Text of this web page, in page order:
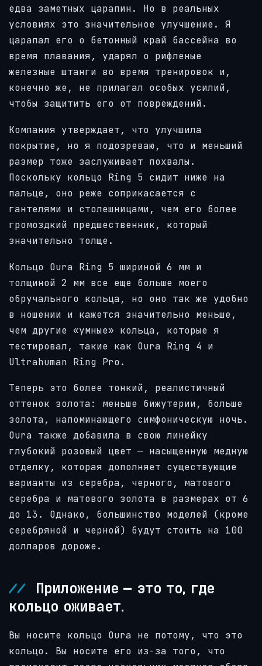
едва заметных царапин. Но в реальных
условиях это значительное улучшение. Я
царапал его о бетонный край бассейна во
время плавания, ударял о рифленые
железные штанги во время тренировок и,
конечно же, не прилагал особых усилий,
чтобы защитить его от повреждений.
Компания утверждает, что улучшила
покрытие, но я подозреваю, что и меньший
размер тоже заслуживает похвалы.
Поскольку кольцо Ring 5 сидит ниже на
пальце, оно реже соприкасается с
гантелями и столешницами, чем его более
громоздкий предшественник, который
значительно толще.
Кольцо Oura Ring 5 шириной 6 мм и
толщиной 2 мм все еще больше моего
обручального кольца, но оно так же удобно
в ношении и кажется значительно меньше,
чем другие «умные» кольца, которые я
тестировал, такие как Oura Ring 4 и
Ultrahuman Ring Pro.
Теперь это более тонкий, реалистичный
оттенок золота: меньше бижутерии, больше
золота, напоминающего симфоническую ночь.
Oura также добавила в свою линейку
глубокий розовый цвет — насыщенную медную
отделку, которая дополняет существующие
варианты из серебра, черного, матового
серебра и матового золота в размерах от 6
до 13. Однако, большинство моделей (кроме
серебряной и черной) будут стоить на 100
долларов дороже.
Приложение – это то, где
кольцо оживает.
Вы носите кольцо Oura не потому, что это
кольцо. Вы носите его из-за того, что